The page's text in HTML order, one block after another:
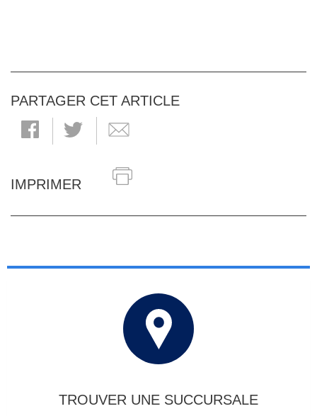
PARTAGER CET ARTICLE
IMPRIMER
TROUVER UNE SUCCURSALE